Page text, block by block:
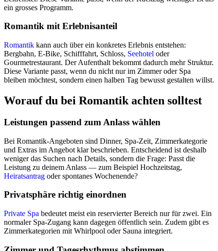
ein grosses Programm.
Romantik mit Erlebnisanteil
Romantik kann auch über ein konkretes Erlebnis entstehen:
Bergbahn, E-Bike, Schifffahrt, Schloss, Seehotel oder
Gourmetrestaurant. Der Aufenthalt bekommt dadurch mehr Struktur.
Diese Variante passt, wenn du nicht nur im Zimmer oder Spa
bleiben möchtest, sondern einen halben Tag bewusst gestalten willst.
Worauf du bei Romantik achten solltest
Leistungen passend zum Anlass wählen
Bei Romantik-Angeboten sind Dinner, Spa-Zeit, Zimmerkategorie
und Extras im Angebot klar beschrieben. Entscheidend ist deshalb
weniger das Suchen nach Details, sondern die Frage: Passt die
Leistung zu deinem Anlass — zum Beispiel Hochzeitstag,
Heiratsantrag oder spontanes Wochenende?
Privatsphäre richtig einordnen
Private Spa bedeutet meist ein reservierter Bereich nur für zwei. Ein
normaler Spa-Zugang kann dagegen öffentlich sein. Zudem gibt es
Zimmerkategorien mit Whirlpool oder Sauna integriert.